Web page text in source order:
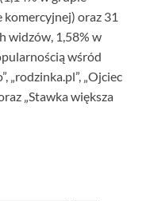
oraz 31
widzów, 1,58% w
wśród
„rodzinka.pl”, „Ojciec
„Stawka większa